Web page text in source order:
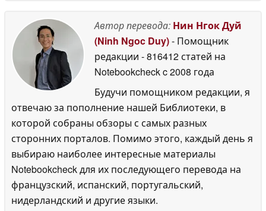
Автор перевода: Нин Нгок Дуй
(Ninh Ngoc Duy)- Помощник
редакции - 816412 статей на
Notebookcheckc 2008 года
Будучи помощником редакции, я
отвечаю за пополнение нашей Библиотеки, в
которой собраны обзоры с самых разных
сторонних порталов. Помимо этого, каждый день я
выбираю наиболее интересные материалы
Notebookcheck для их последующего перевода на
французский, испанский, португальский,
нидерландский и другие языки.